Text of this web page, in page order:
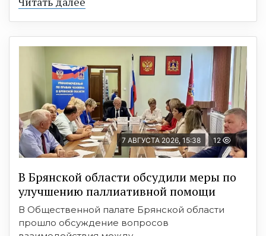
7 АВГУСТА 2026, 15:38 12
В Брянской области обсудили меры по
улучшению паллиативной помощи
В Общественной палате Брянской области
прошло обсуждение вопросов